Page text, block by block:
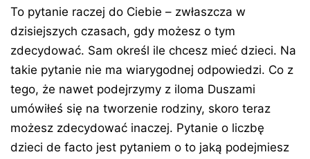
To pytanie raczej do Ciebie – zwłaszcza w
dzisiejszych czasach, gdy możesz o tym
zdecydować. Sam określ ile chcesz mieć dzieci. Na
takie pytanie nie ma wiarygodnej odpowiedzi. Co z
tego, że nawet podejrzymy z iloma Duszami
umówiłeś się na tworzenie rodziny, skoro teraz
możesz zdecydować inaczej. Pytanie o liczbę
dzieci de facto jest pytaniem o to jaką podejmiesz